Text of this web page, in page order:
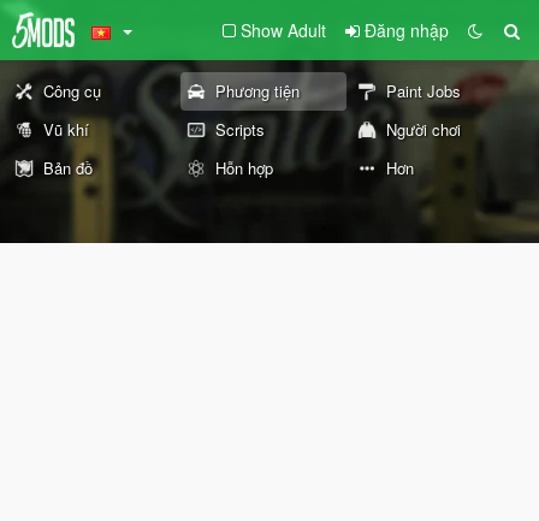
Show Adult Đăng nhập
Công cụ Phương tiện
Paint Jobs
Vũ khí
Scripts
Người chơi
Bản đồ
Hỗn hợp Hơn